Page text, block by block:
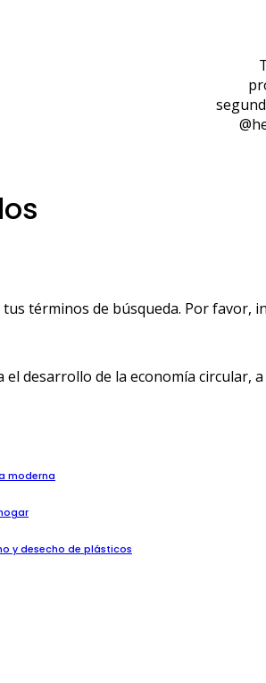
términos de búsqueda. Por favor,
el desarrollo de la economía
moderna
y desecho de plásticos